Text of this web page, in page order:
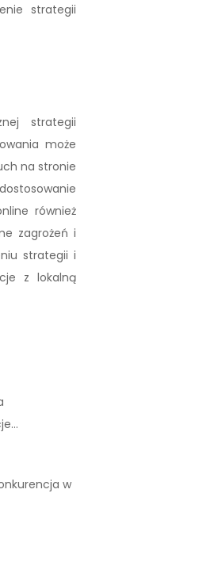
strategii
strategii
może
na stronie
również
zagrożeń i
strategii i
z lokalną
w